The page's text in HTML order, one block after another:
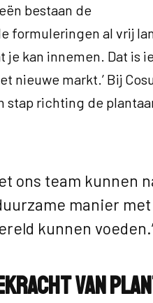
bestaan de
formuleringen al vrij
je kan innemen. Dat is
nieuwe markt.’ Bij
stap richting de
ons team kunnen
manier
kunnen voeden.’
van